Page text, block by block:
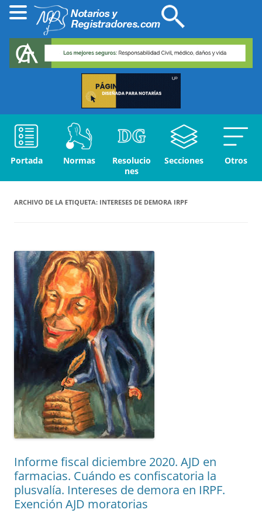
Portada Normas
Resolucio
nes
Secciones Otros
ARCHIVO DE LA ETIQUETA: INTERESES DE DEMORA IRPF
Informe fiscal diciembre 2020. AJD en
farmacias. Cuándo es confiscatoria la
plusvalía. Intereses de demora en IRPF.
Exención AJD moratorias